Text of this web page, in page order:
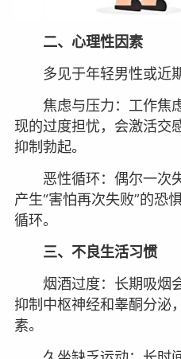
二、心理性因素
多见于年轻男性或近期
焦虑与压力：工作焦
现的过度担忧，会激活交
抑制勃起。
恶性循环：偶尔一次失
产生“害怕再次失败”的恐
循环。
三、不良生活习惯
烟酒过度：长期吸烟会
抑制中枢神经和睾酮分泌
素。